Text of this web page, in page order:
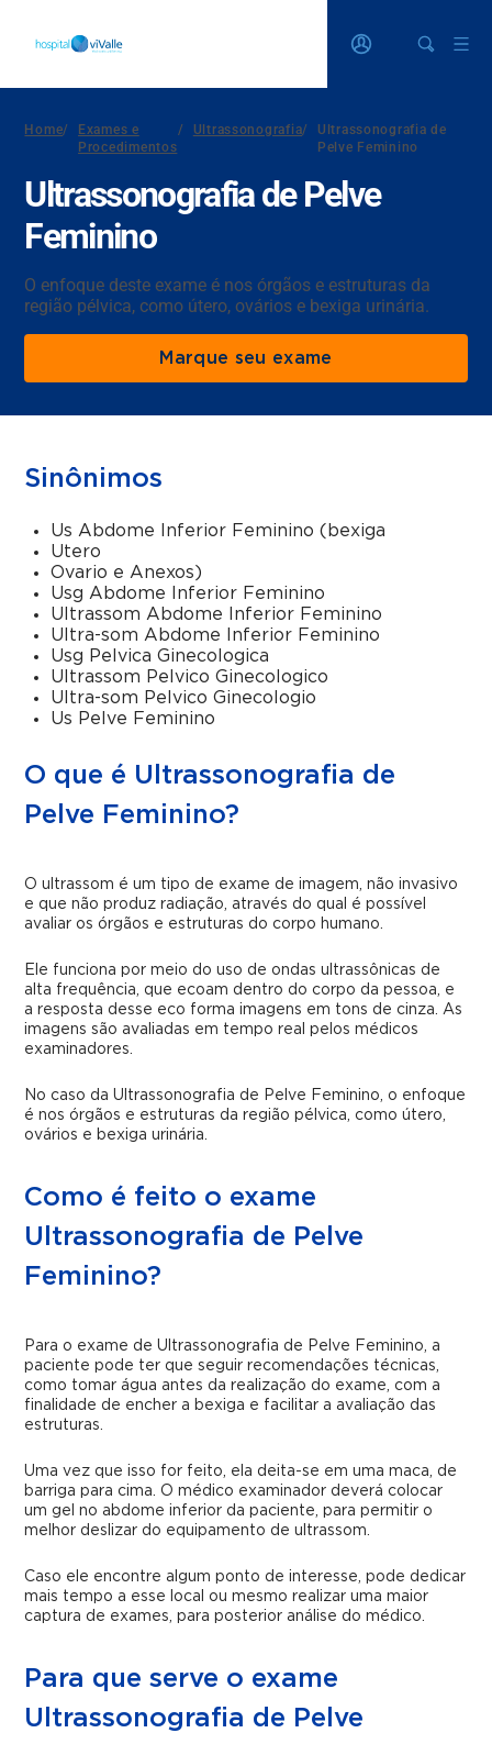
Home/
Exames e
Procedimentos
/ Ultrassonografia/
Ultrassonografia de
Pelve Feminino
Ultrassonografia de Pelve
Feminino
O enfoque deste exame é nos órgãos e estruturas da
região pélvica, como útero, ovários e bexiga urinária.
Marque seu exame
Sinônimos
Us Abdome Inferior Feminino (bexiga
Utero
Ovario e Anexos)
Usg Abdome Inferior Feminino
Ultrassom Abdome Inferior Feminino
Ultra-som Abdome Inferior Feminino
Usg Pelvica Ginecologica
Ultrassom Pelvico Ginecologico
Ultra-som Pelvico Ginecologio
Us Pelve Feminino
O que é Ultrassonografia de
Pelve Feminino?
O ultrassom é um tipo de exame de imagem, não invasivo
e que não produz radiação, através do qual é possível
avaliar os órgãos e estruturas do corpo humano.
Ele funciona por meio do uso de ondas ultrassônicas de
alta frequência, que ecoam dentro do corpo da pessoa, e
a resposta desse eco forma imagens em tons de cinza. As
imagens são avaliadas em tempo real pelos médicos
examinadores.
No caso da Ultrassonografia de Pelve Feminino, o enfoque
é nos órgãos e estruturas da região pélvica, como útero,
ovários e bexiga urinária.
Como é feito o exame
Ultrassonografia de Pelve
Feminino?
Para o exame de Ultrassonografia de Pelve Feminino, a
paciente pode ter que seguir recomendações técnicas,
como tomar água antes da realização do exame, com a
finalidade de encher a bexiga e facilitar a avaliação das
estruturas.
Uma vez que isso for feito, ela deita-se em uma maca, de
barriga para cima. O médico examinador deverá colocar
um gel no abdome inferior da paciente, para permitir o
melhor deslizar do equipamento de ultrassom.
Caso ele encontre algum ponto de interesse, pode dedicar
mais tempo a esse local ou mesmo realizar uma maior
captura de exames, para posterior análise do médico.
Para que serve o exame
Ultrassonografia de Pelve